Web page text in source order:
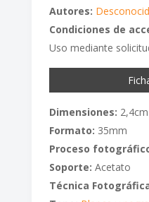
Autores:
Condiciones de
Uso mediante
Dimensiones:
Formato: 35mm
Proceso
Soporte: Acetato
Técnica